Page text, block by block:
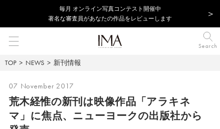
毎⽉ オンライン写真コンテスト開催中
著名な審査員があなたの作品をレビューします
Search
TOP NEWS 新刊情報
07 November 2017
荒木経惟の新刊は映像作品「アラキネ
マ」に焦点、 ニューヨークの出版社から